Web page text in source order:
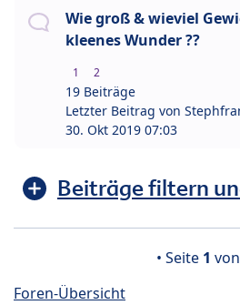
Wie groß & wieviel
kleenes Wunder ??
1 2
19 Beiträge
Letzter Beitrag von
30. Okt 2019 07:03
Beiträge filtern
• Seite 1 von
Foren-Übersicht